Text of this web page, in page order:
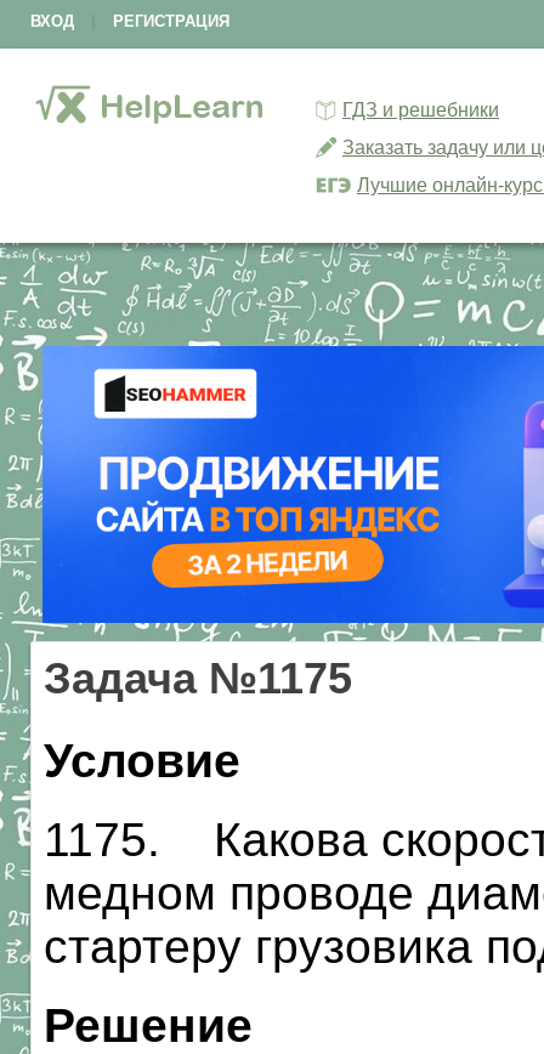
ВХОД РЕГИСТРАЦИЯ
ГДЗ и решебники
Заказать задачу или
Лучшие онлайн-
Задача №1175
Условие
1175. Какова
медном проводе
стартеру грузовика
Решение